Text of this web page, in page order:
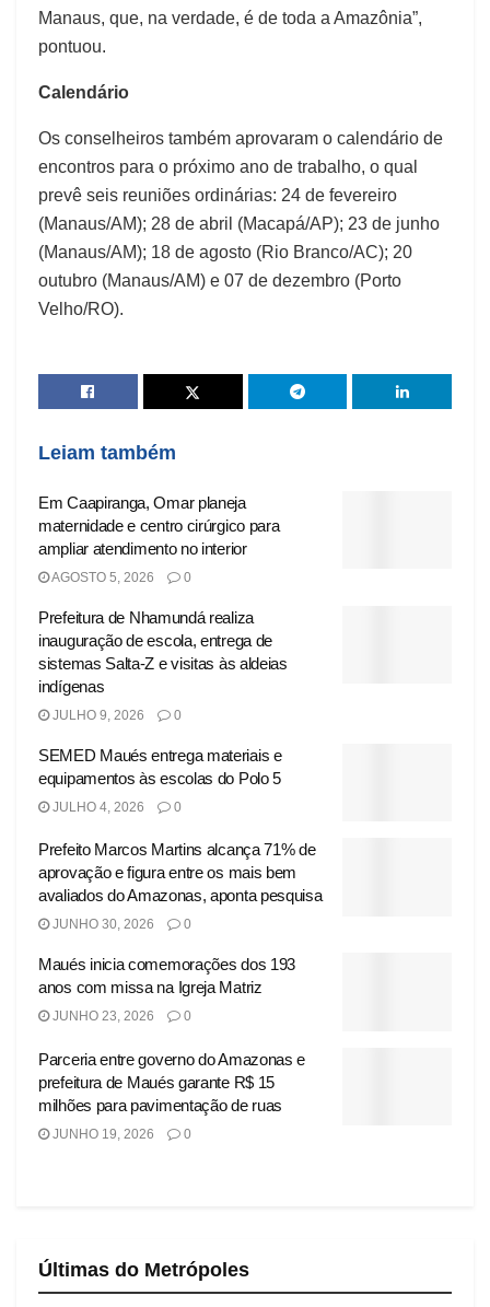
Manaus, que, na verdade, é de toda a Amazônia”,
pontuou.
Calendário
Os conselheiros também aprovaram o calendário de
encontros para o próximo ano de trabalho, o qual
prevê seis reuniões ordinárias: 24 de fevereiro
(Manaus/AM); 28 de abril (Macapá/AP); 23 de junho
(Manaus/AM); 18 de agosto (Rio Branco/AC); 20
outubro (Manaus/AM) e 07 de dezembro (Porto
Velho/RO).
Leiam também
Em Caapiranga, Omar planeja
maternidade e centro cirúrgico para
ampliar atendimento no interior
AGOSTO 5, 2026 0
Prefeitura de Nhamundá realiza
inauguração de escola, entrega de
sistemas Salta-Z e visitas às aldeias
indígenas
JULHO 9, 2026 0
SEMED Maués entrega materiais e
equipamentos às escolas do Polo 5
JULHO 4, 2026 0
Prefeito Marcos Martins alcança 71% de
aprovação e figura entre os mais bem
avaliados do Amazonas, aponta pesquisa
JUNHO 30, 2026 0
Maués inicia comemorações dos 193
anos com missa na Igreja Matriz
JUNHO 23, 2026 0
Parceria entre governo do Amazonas e
prefeitura de Maués garante R$ 15
milhões para pavimentação de ruas
JUNHO 19, 2026 0
Últimas do Metrópoles